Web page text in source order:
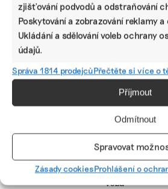
zjišťování podvodů a odstraňování
Poskytování a zobrazování reklamy a
Ukládání a sdělování voleb ochrany
údajů.
Správa 1814 prodejcůPřečtěte si více o
Příjmout
Odmítnout
Spravovat
Zásady cookiesProhlášení o
PODOBNÉ PŘÍSPĚVKY
křičí a jsou
Petřín
tramvaje
chrání před
vedrem.
autobusem,
klimatizaci má
mnohem víc
vozů